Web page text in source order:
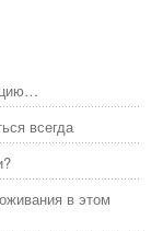
всегда
в этом